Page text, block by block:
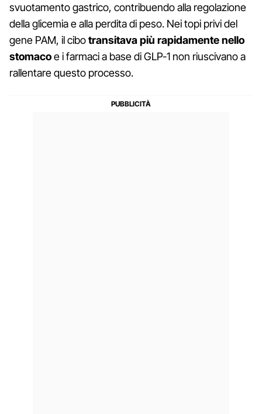
svuotamento gastrico, contribuendo alla regolazione
della glicemia e alla perdita di peso. Nei topi privi del
gene PAM, il cibotransitava più rapidamente nello
stomacoe i farmaci a base di GLP-1 non riuscivano a
rallentare questo processo.